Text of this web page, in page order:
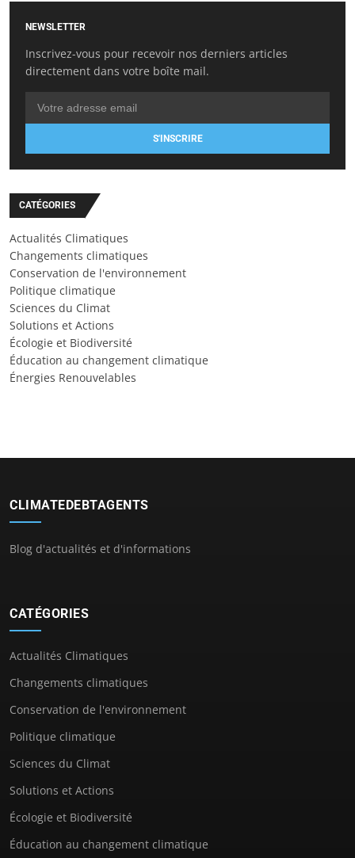
NEWSLETTER
Inscrivez-vous pour recevoir nos derniers articles
directement dans votre boîte mail.
S'INSCRIRE
CATÉGORIES
Actualités Climatiques
Changements climatiques
Conservation de l'environnement
Politique climatique
Sciences du Climat
Solutions et Actions
Écologie et Biodiversité
Éducation au changement climatique
Énergies Renouvelables
CLIMATEDEBTAGENTS
Blog d'actualités et d'informations
CATÉGORIES
Actualités Climatiques
Changements climatiques
Conservation de l'environnement
Politique climatique
Sciences du Climat
Solutions et Actions
Écologie et Biodiversité
Éducation au changement climatique